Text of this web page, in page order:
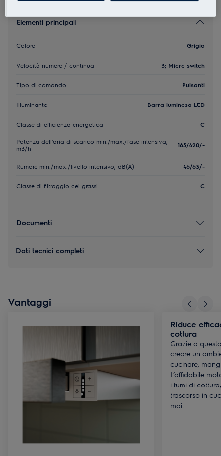
Elementi principali
Colore Grigio
Velocità numero / continua 3; Micro switch
Tipo di comando Pulsanti
Illuminante Barra luminosa LED
Classe di efficienza energetica C
Potenza dell'aria di scarico min./max./fase intensiva,
m3/h
165/420/-
Rumore min./max./livello intensivo, dB(A) 46/63/-
Classe di filtraggio dei grassi C
Documenti
Dati tecnici completi
Vantaggi
Riduce
cottura
Grazie a
creare un
cucinare,
L’affidabile
i fumi di
trascorso in
mai.